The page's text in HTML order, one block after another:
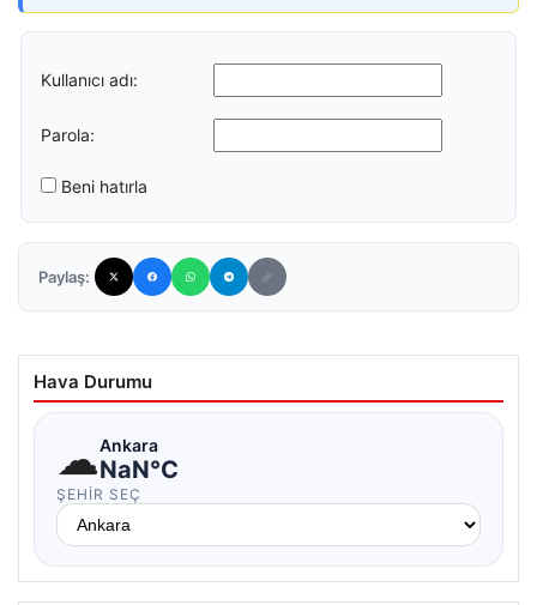
Kullanıcı adı:
Parola:
Beni hatırla
Paylaş:
Hava Durumu
☁Ankara
NaN°C
ŞEHIR SEÇ